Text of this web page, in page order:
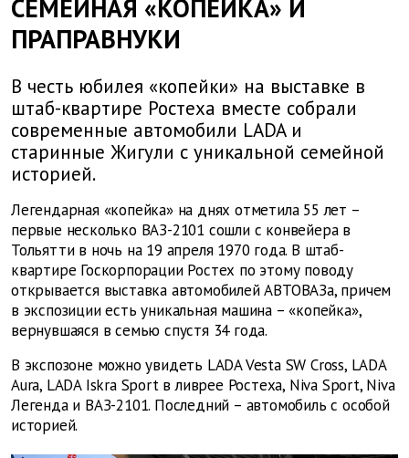
СЕМЕЙНАЯ «КОПЕЙКА» И
ПРАПРАВНУКИ
В честь юбилея «копейки» на выставке в
штаб-квартире Ростеха вместе собрали
современные автомобили LADA и
старинные Жигули с уникальной семейной
историей.
Легендарная «копейка» на днях отметила 55 лет –
первые несколько ВАЗ-2101 сошли с конвейера в
Тольятти в ночь на 19 апреля 1970 года. В штаб-
квартире Госкорпорации Ростех по этому поводу
открывается выставка автомобилей АВТОВАЗа, причем
в экспозиции есть уникальная машина – «копейка»,
вернувшаяся в семью спустя 34 года.
В экспозоне можно увидеть LADA Vesta SW Cross, LADA
Aura, LADA Iskra Sport в ливрее Ростеха, Niva Sport, Niva
Легенда и ВАЗ-2101. Последний – автомобиль с особой
историей.